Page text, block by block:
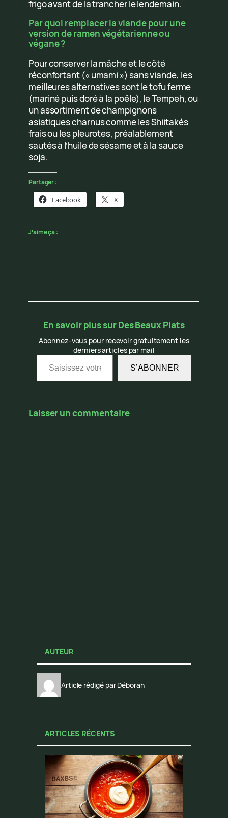
frigo avant de la trancher le lendemain.
Par quoi remplacer la viande pour une
version de ramen végétarienne ou
végane ?
Pour conserver la mâche et le côté
réconfortant (« umami ») sans viande, les
meilleures alternatives sont le tofu ferme
(mariné puis doré à la poêle), le Tempeh, ou
un assortiment de champignons
asiatiques charnus comme les Shiitakés
frais ou les pleurotes, préalablement
sautés à l’huile de sésame et à la sauce
soja.
Partager :
Facebook X
J’aime ça :
En savoir plus sur Des Beaux Plats
Abonnez-vous pour recevoir gratuitement les
derniers articles par mail
Saisissez votre adresse e-mail…
S’ABONNER
Laisser un commentaire
AUTEUR
Article rédigé par Déborah
ARTICLES RÉCENTS